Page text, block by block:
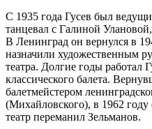
С 1935 года Гусев был
танцевал с Галиной
В Ленинград он вернулся в
назначили художественным
театра. Долгие годы работал
классического балета.
балетмейстером
(Михайловского), в 1962
театр переманил Зельманов.